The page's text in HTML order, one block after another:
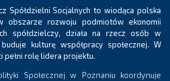
Spółdzielni Socjalnych to wiodąca polska
obszarze rozwoju podmiotów ekonomii
spółdzielczy, działa na rzecz osób w
kulturę współpracy społecznej. W
pełni rolę lidera projektu.
Społecznej w Poznaniu koordynuje